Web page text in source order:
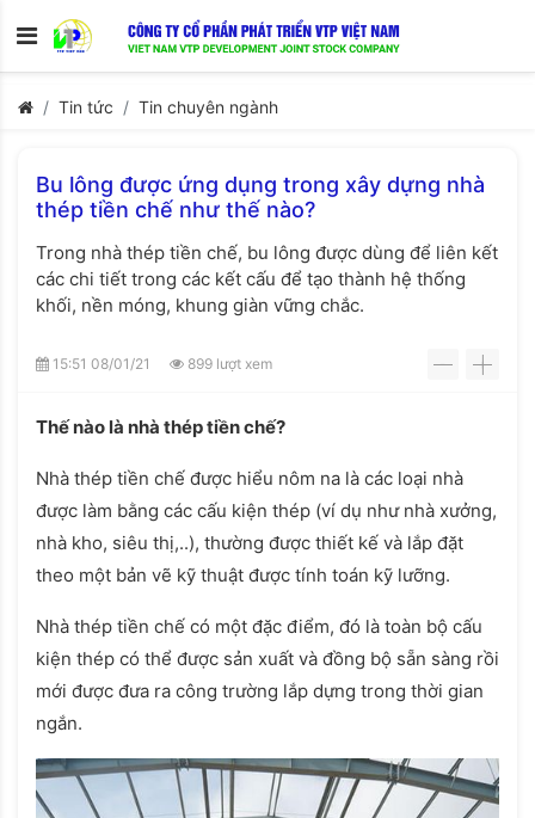
Tin tức Tin chuyên ngành
Bu lông được ứng dụng trong xây dựng nhà
thép tiền chế như thế nào?
Trong nhà thép tiền chế, bu lông được dùng để liên kết
các chi tiết trong các kết cấu để tạo thành hệ thống
khối, nền móng, khung giàn vững chắc.
15:51 08/01/21 899 lượt xem - +
Thế nào là nhà thép tiền chế?
Nhà thép tiền chế được hiểu nôm na là các loại nhà
được làm bằng các cấu kiện thép (ví dụ như nhà xưởng,
nhà kho, siêu thị,..), thường được thiết kế và lắp đặt
theo một bản vẽ kỹ thuật được tính toán kỹ lưỡng.
Nhà thép tiền chế có một đặc điểm, đó là toàn bộ cấu
kiện thép có thể được sản xuất và đồng bộ sẵn sàng rồi
mới được đưa ra công trường lắp dựng trong thời gian
ngắn.